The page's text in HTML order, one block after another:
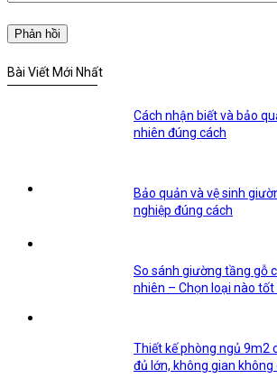
Bài Viết Mới Nhất
Cách nhận biết và bảo
nhiên đúng cách
Bảo quản và vệ sinh
nghiệp đúng cách
So sánh giường tầng gỗ
nhiên – Chọn loại nào tốt
Thiết kế phòng ngủ 9m2
đủ lớn, không gian không